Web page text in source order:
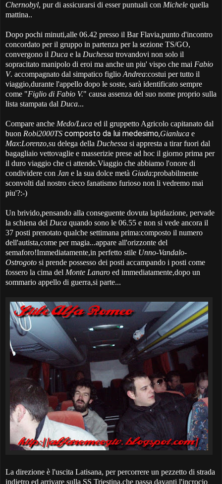
Chernobyl, pur di assicurarsi di esser puntuali con Michele quella
mattina..
Dopo pochi minuti,alle 06.42 presso il Bar Flavia,punto d'incontro
concordato per il gruppo in partenza per la sezione TS/GO,
convergono il Duca e la Duchessa trovandovi non solo il
sopracitato manipolo di eroi ma anche un piu' vispo che mai Fabio
V. accompagnato dal simpatico figlio Andrea:costui per tutto il
viaggio,durante l'appello dopo le soste, sarà identificato sempre
come "Figlio di Fabio V." causa assenza del suo nome proprio sulla
lista stampata dal Duca...
Compare anche Medo/Luca ed il gruppetto Agricolo capitanato dal
buon Robi2000TS composto da lui medesimo,Gianluca e
Max:Lorenzo,su delega della Duchessa si appresta a tirar fuori dal
bagagliaio vettovaglie e masserizie prese ad hoc il giorno prima per
il duro viaggio che ci attende.Viaggio che abbiamo l'onore di
condividere con Jan e la sua dolce metà Giada:probabilmente
sconvolti dal nostro cieco fanatismo furioso non li vedremo mai
piu'?:-)
Un brivido,pensando alla conseguente dovuta lapidazione, pervade
la schiena del Duca quando sono le 06.55 e non si vede ancora il
37 posti prenotato qualche settimana prima:composto il numero
dell'autista,come per magia...appare all'orizzonte del
semaforo!Immediatamente,in perfetto stile Unno-Vandalo-
Ostrogoto si prende possesso dei posti accampando i posti come
fossero la cima del Monte Lanaro ed immediatamente,dopo un
sommario appello di guerra,si parte...
La direzione è l'uscita Latisana, per percorrere un pezzetto di strada
indietro ed arrivare sulla SS Triestina,che passa davanti l'incrocio